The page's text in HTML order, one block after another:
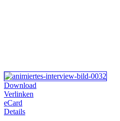
Download
Verlinken
eCard
Details